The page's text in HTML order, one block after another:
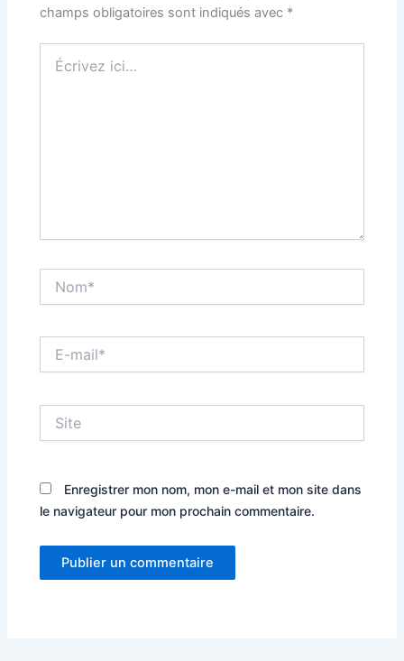
champs obligatoires sont indiqués avec *
ici…
mail*
Enregistrer mon nom, mon e-mail et mon site dans
le navigateur pour mon prochain commentaire.